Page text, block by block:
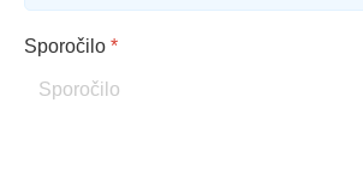
Sporočilo *